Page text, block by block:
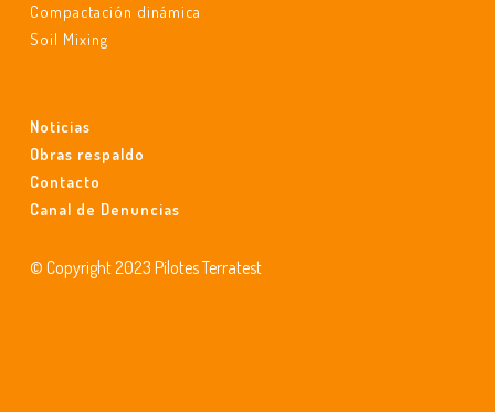
Compactación dinámica
Soil Mixing
Noticias
Obras respaldo
Contacto
Canal de Denuncias
© Copyright 2023 Pilotes Terratest